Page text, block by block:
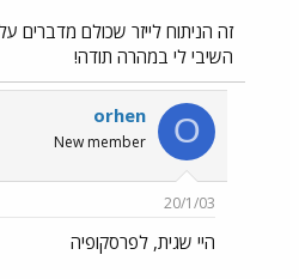
זה הניתוח לייזר שכולם מדברים
השיבי לי במהרה תודה!
O
orhen
New member
20/1/03
היי שגית, לפרסקופיה